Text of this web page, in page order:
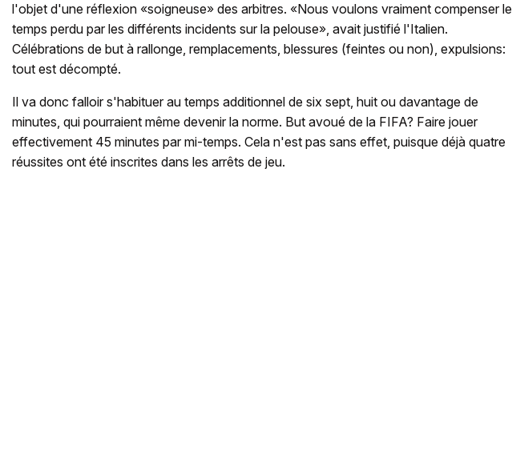
l'objet d'une réflexion «soigneuse» des arbitres. «Nous voulons vraiment compenser le
temps perdu par les différents incidents sur la pelouse», avait justifié l'Italien.
Célébrations de but à rallonge, remplacements, blessures (feintes ou non), expulsions:
tout est décompté.
Il va donc falloir s'habituer au temps additionnel de six sept, huit ou davantage de
minutes, qui pourraient même devenir la norme. But avoué de la FIFA? Faire jouer
effectivement 45 minutes par mi-temps. Cela n'est pas sans effet, puisque déjà quatre
réussites ont été inscrites dans les arrêts de jeu.